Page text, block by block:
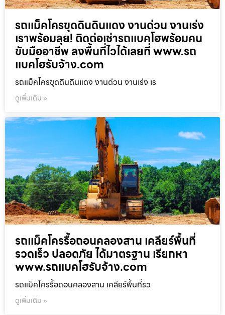
รถแม็คโครขุดดินดินแดง งานด่วน งานเร่ง
เราพร้อมลุย! ติดต่อเช่ารถแบคโฮพร้อมคน
ขับมืออาชีพ ลงพื้นที่ไวได้เลยที่ www.รถ
แบคโฮรับจ้าง.com
รถแม็คโครขุดดินดินแดง งานด่วน งานเร่ง เร
ดูเพิ่มเติม »
รถแม็คโครรื้อถอนคลองสาน เคลียร์พื้นที่
รวดเร็ว ปลอดภัย ได้มาตรฐาน เรียกหา
www.รถแบคโฮรับจ้าง.com
รถแม็คโครรื้อถอนคลองสาน เคลียร์พื้นที่รว
ดูเพิ่มเติม »